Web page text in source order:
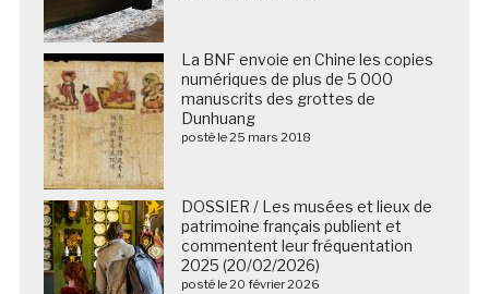
La BNF envoie en Chine les copies
numériques de plus de 5 000
manuscrits des grottes de
Dunhuang
posté le 25 mars 2018
DOSSIER / Les musées et lieux de
patrimoine français publient et
commentent leur fréquentation
2025 (20/02/2026)
posté le 20 février 2026